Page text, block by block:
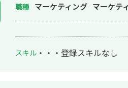
職種 マーケティング マーケテ
スキル ・・・ 登録スキルなし